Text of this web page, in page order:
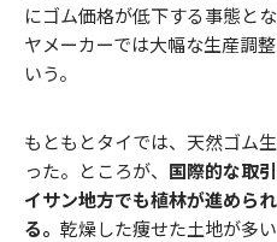
にゴム価格が低下する事態と
ヤメーカーでは大幅な生産調
いう。
もともとタイでは、天然ゴム
った。ところが、 国際的な取
イサン地方でも植林が進めら
る。 乾燥した痩せた土地が多